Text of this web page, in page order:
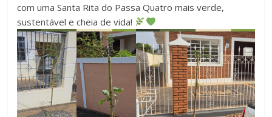
com uma Santa Rita do Passa Quatro mais verde,
sustentável e cheia de vida!